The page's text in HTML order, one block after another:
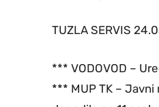
TUZLA SERVIS
*** VODOVOD –
*** MUP TK –